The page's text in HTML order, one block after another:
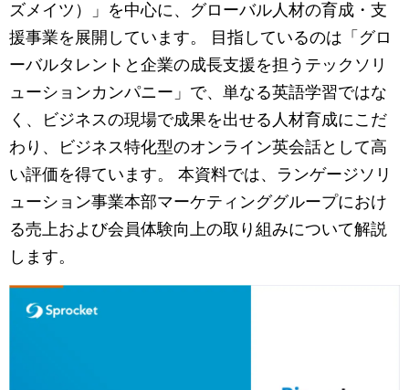
会社情報 トップ
会社概要
メンバー紹介
採用情報
創業の想い
沿革
セミナー・イベント
ズメイツ）」を中心に、グローバル人材の育成・支
援事業を展開しています。 目指しているのは「グロ
ーバルタレントと企業の成長支援を担うテックソリ
ューションカンパニー」で、単なる英語学習ではな
く、ビジネスの現場で成果を出せる人材育成にこだ
わり、ビジネス特化型のオンライン英会話として高
い評価を得ています。 本資料では、ランゲージソリ
ューション事業本部マーケティンググループにおけ
る売上および会員体験向上の取り組みについて解説
します。